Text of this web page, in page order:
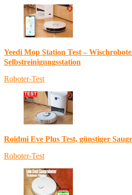
Yeedi Mop Station Test –
Selbstreinigungsstation
Roboter-Test
Roidmi Eve Plus Test, günstiger
Roboter-Test